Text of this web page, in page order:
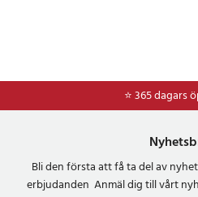
⭐ 365 dagars
⭐Frakt
Bli den första att få ta del av
erbjudanden Anmäl dig till vårt